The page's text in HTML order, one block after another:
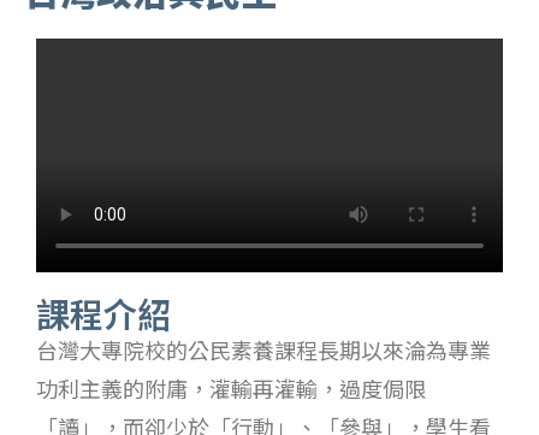
課程介紹
台灣大專院校的公民素養課程長期以來淪為專業
功利主義的附庸，灌輸再灌輸，過度侷限
「讀」，而卻少於「行動」、「參與」，學生看